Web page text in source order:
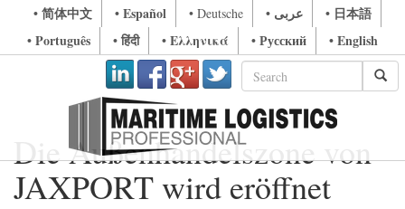
• 简体中文 • Español • Deutsche • عربى
• 日本語
• Português
• हिंदी • Ελληνικά • Русский • English
Die Außenhandelszone von
JAXPORT wird eröffnet